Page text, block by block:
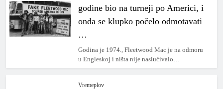
godine bio na turneji po Americi, i
onda se klupko počelo odmotavati
…
Godina je 1974., Fleetwood Mac je na odmoru
u Engleskoj i ništa nije naslućivalo…
Vremeplov